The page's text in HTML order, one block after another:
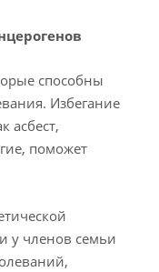
способны
Избегание
асбест,
поможет
у членов семьи